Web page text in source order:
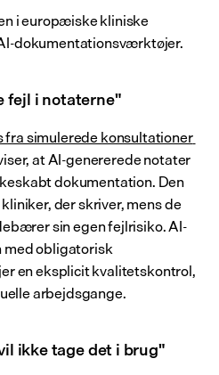
i europæiske kliniske
dokumentationsværktøjer.
fejl i notaterne"
simulerede konsultationer
at AI-genererede notater
dokumentation. Den
der skriver, mens de
sin egen fejlrisiko. AI-
obligatorisk
en eksplicit kvalitetskontrol,
arbejdsgange.
ikke tage det i brug"